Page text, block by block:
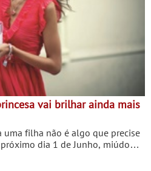
vai brilhar ainda mais
uma filha não é algo que precise
dia 1 de Junho, miúdos e
redobrados. Venha o